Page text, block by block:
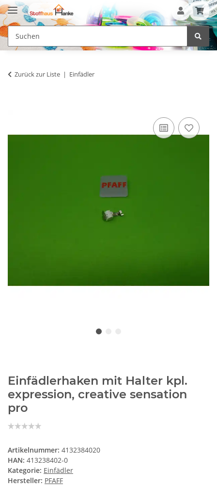
Zurück zur Liste Einfädler
Einfädlerhaken mit Halter kpl.
expression, creative sensation
pro
Artikelnummer: 4132384020
HAN: 413238402-0
Kategorie: Einfädler
Hersteller: PFAFF